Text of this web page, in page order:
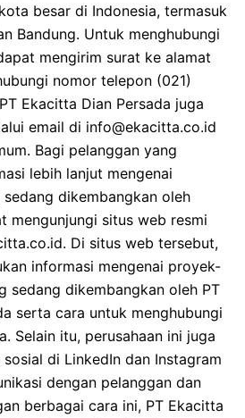
besar di Indonesia, termasuk
Bandung. Untuk menghubungi
mengirim surat ke alamat
nomor telepon (021)
Ekacitta Dian Persada juga
email di info@ekacitta.co.id
Bagi pelanggan yang
lebih lanjut mengenai
dikembangkan oleh
mengunjungi situs web resmi
Di situs web tersebut,
informasi mengenai proyek-
sedang dikembangkan oleh PT
serta cara untuk menghubungi
Selain itu, perusahaan ini juga
di LinkedIn dan Instagram
dengan pelanggan dan
berbagai cara ini, PT Ekacitta